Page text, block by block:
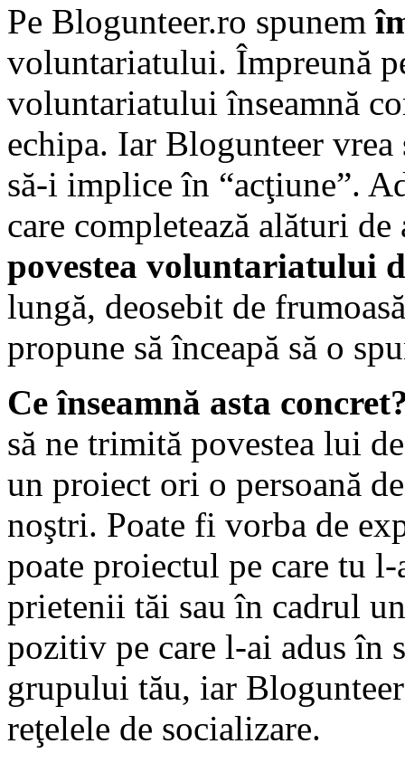
Pe Blogunteer.ro spunemî
voluntariatului. Împreună
voluntariatului înseamnă
echipa. Iar Blogunteer
să-i implice în “acţiune”.
care completează alături
povestea voluntariatului
lungă, deosebit de
propune să înceapă să o
Ce înseamnă asta
să ne trimită povestea lui
un proiect ori o persoană
noştri. Poate fi vorba de
poate proiectul pe care tu
prietenii tăi sau în cadrul
pozitiv pe care l-ai adus în
grupului tău, iar
reţelele de socializare.